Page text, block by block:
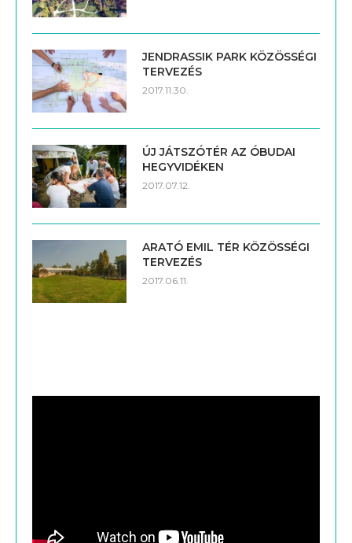
JENDRASSIK PARK KÖZÖSSÉGI
TERVEZÉS
2017.11.30.
ÚJ JÁTSZÓTÉR AZ ÓBUDAI
HEGYVIDÉKEN
2017.07.12.
ARATÓ EMIL TÉR KÖZÖSSÉGI
TERVEZÉS
2017.06.11.